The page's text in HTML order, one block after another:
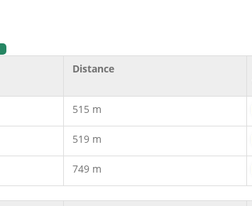
Distance
515 m
519 m
749 m